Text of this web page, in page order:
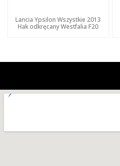
Lancia Ypsilon Wszystkie 2013
Hak odkręcany Westfalia F20